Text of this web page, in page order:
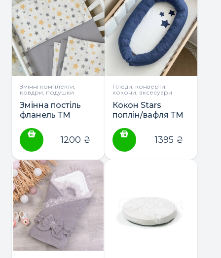
Змінні комплекти,
ковдри, подушки
Змінна постіль
фланель ТМ
1200 ₴
Пледи, конверти,
кокони, аксесуари
Кокон Stars
поплін/вафля ТМ
1395 ₴